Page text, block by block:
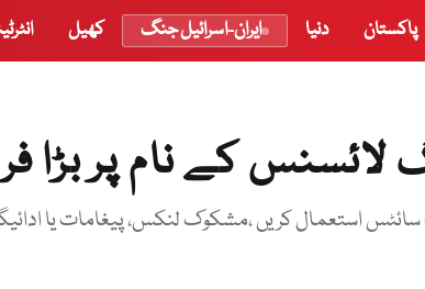
پاکستان دنیا ایران-اسرائیل جنگ کھیل
لائسنس کے نام پر بڑا
استعمال کریں ،مشکوک لنکس، پیغامات یا